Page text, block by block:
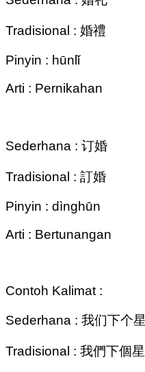
Tradisional : 婚禮
Pinyin : hūnlǐ
Arti : Pernikahan
Sederhana : 订婚
Tradisional : 訂婚
Pinyin : dìnghūn
Arti : Bertunangan
Contoh Kalimat :
Sederhana : 我们下个
Tradisional : 我們下個